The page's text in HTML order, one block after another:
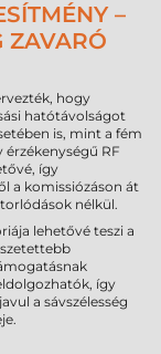
–
ZAVARÓ
hogy
hatótávolságot
is, mint a fém
RF
így
a komissiózáson át
nélkül.
lehetővé teszi a
így
a sávszélesség